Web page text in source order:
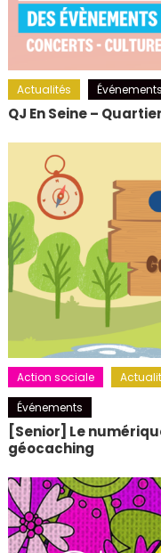
Actualités Événements
QJ En Seine –
Action sociale
Événements
[Senior] Le
géocaching